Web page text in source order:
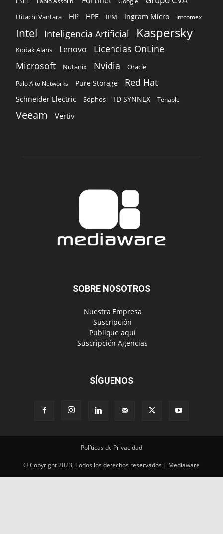
Hitachi Vantara HP HPE IBM Ingram Micro Intcomex
Intel Inteligencia Artificial Kaspersky
Kodak Alaris Lenovo Licencias OnLine
Microsoft Nutanix Nvidia Oracle
Palo Alto Networks Pure Storage Red Hat
Schneider Electric Sophos TD SYNNEX Tenable
Veeam Vertiv
SOBRE NOSOTROS
‎ Nuestra Empresa
‎ Suscripción
‎ Publique aquí
‎ Suscripción Agencias
SÍGUENOS
Políticas de Privacidad
© Copyright 2023, Todos los derechos reservados | Mediaware